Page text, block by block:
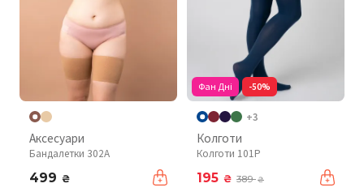
Аксесуари
Бандалетки 302A
499 ₴
Фан Дні -50%
+3
Колготи
Колготи 101P
195 ₴ 389₴